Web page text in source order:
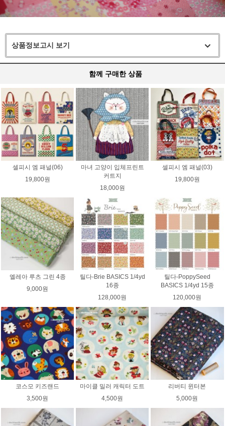
상품정보고시 보기
함께 구매한 상품
셀피시 엠 패널(06)
19,800원
마녀 고양이 입체프린트
커트지
18,000원
셀피시 엠 패널(03)
19,800원
엘레아 루츠 그린 4종
9,000원
틸다-Brie BASICS 1/4yd
16종
128,000원
틸다-PoppySeed
BASICS 1/4yd 15종
120,000원
코스모 키즈랜드
3,500원
마이클 밀러 캐릭터 도트
4,500원
리버티 윈터본
5,000원